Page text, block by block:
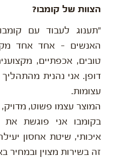
הצוות של קומבו?
"תענוג לעבוד עם
האנשים – אחד אחד
טובים, אכפתיים,
דופן. אני נהנית
עצומות.
המוצר עצמו פשוט,
בקומבו אני פוגשת
איכותי, שיטת אחסון
זה בשירות מצוין ובמחיר